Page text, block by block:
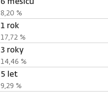
8,20 %
1 rok
17,72 %
3 roky
14,46 %
5 let
9,29 %